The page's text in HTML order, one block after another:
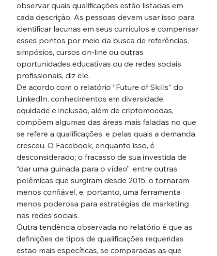
observar quais qualificações estão listadas em
cada descrição. As pessoas devem usar isso para
identificar lacunas em seus currículos e compensar
esses pontos por meio da busca de referências,
simpósios, cursos on-line ou outras
oportunidades educativas ou de redes sociais
profissionais, diz ele.
De acordo com o relatório “Future of Skills” do
LinkedIn, conhecimentos em diversidade,
equidade e inclusão, além de criptomoedas,
compõem algumas das áreas mais faladas no que
se refere a qualificações, e pelas quais a demanda
cresceu. O Facebook, enquanto isso, é
desconsiderado; o fracasso de sua investida de
“dar uma guinada para o vídeo”, entre outras
polêmicas que surgiram desde 2015, o tornaram
menos confiável, e, portanto, uma ferramenta
menos poderosa para estratégias de marketing
nas redes sociais.
Outra tendência observada no relatório é que as
definições de tipos de qualificações requeridas
estão mais específicas, se comparadas as que